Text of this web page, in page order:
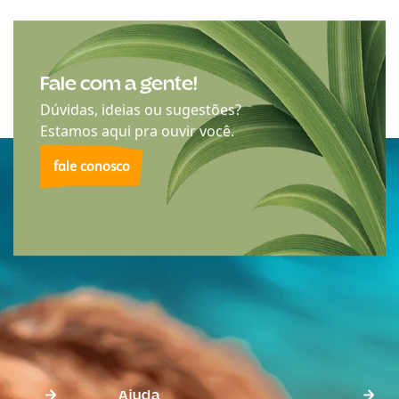
Fale com a gente!
Dúvidas, ideias ou sugestões?
Estamos aqui pra ouvir você.
fale conosco